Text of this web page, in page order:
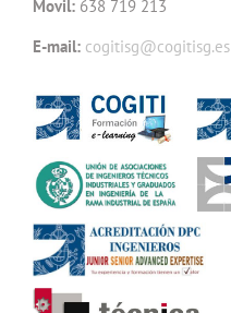
Movil: 638 719 213
E-mail: cogitisg@cogitisg.es